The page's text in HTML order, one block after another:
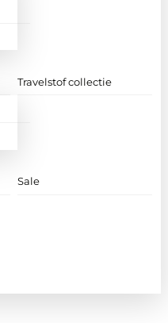
Travelstof collectie
Sale